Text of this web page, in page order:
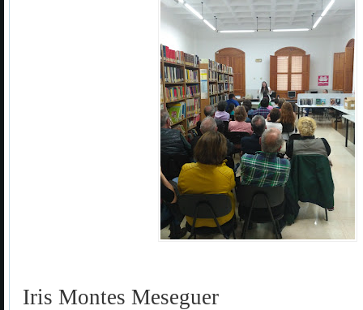
Iris Montes Meseguer